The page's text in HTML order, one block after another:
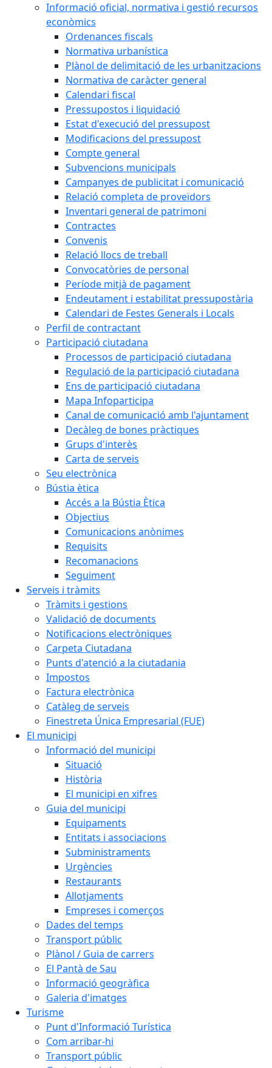
Informació oficial, normativa i gestió recursos
econòmics
Ordenances fiscals
Normativa urbanística
Plànol de delimitació de les urbanitzacions
Normativa de caràcter general
Calendari fiscal
Pressupostos i liquidació
Estat d'execució del pressupost
Modificacions del pressupost
Compte general
Subvencions municipals
Campanyes de publicitat i comunicació
Relació completa de proveïdors
Inventari general de patrimoni
Contractes
Convenis
Relació llocs de treball
Convocatòries de personal
Període mitjà de pagament
Endeutament i estabilitat pressupostària
Calendari de Festes Generals i Locals
Perfil de contractant
Participació ciutadana
Processos de participació ciutadana
Regulació de la participació ciutadana
Ens de participació ciutadana
Mapa Infoparticipa
Canal de comunicació amb l'ajuntament
Decàleg de bones pràctiques
Grups d'interès
Carta de serveis
Seu electrònica
Bústia ètica
Accés a la Bústia Ètica
Objectius
Comunicacions anònimes
Requisits
Recomanacions
Seguiment
Serveis i tràmits
Tràmits i gestions
Validació de documents
Notificacions electròniques
Carpeta Ciutadana
Punts d'atenció a la ciutadania
Impostos
Factura electrònica
Catàleg de serveis
Finestreta Única Empresarial (FUE)
El municipi
Informació del municipi
Situació
Història
El municipi en xifres
Guia del municipi
Equipaments
Entitats i associacions
Subministraments
Urgències
Restaurants
Allotjaments
Empreses i comerços
Dades del temps
Transport públic
Plànol / Guia de carrers
El Pantà de Sau
Informació geogràfica
Galeria d'imatges
Turisme
Punt d'Informació Turística
Com arribar-hi
Transport públic